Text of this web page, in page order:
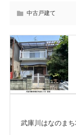
中古戸建て
武庫川はなのま